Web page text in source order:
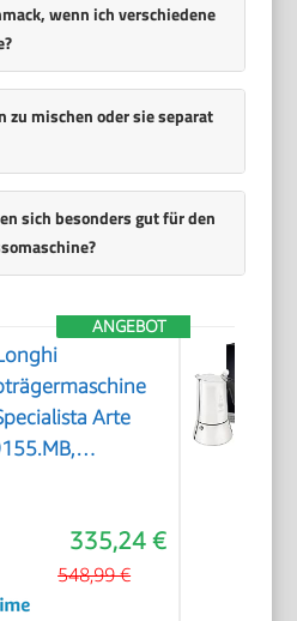
wenn ich verschiedene
zu mischen oder sie separat
sich besonders gut für den
ANGEBOT
Arte
15 Bar, 3
335,24 €
548,99 €